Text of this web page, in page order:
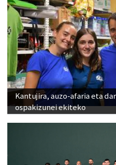
Kantujira, auzo-afaria eta
ospakizunei ekiteko